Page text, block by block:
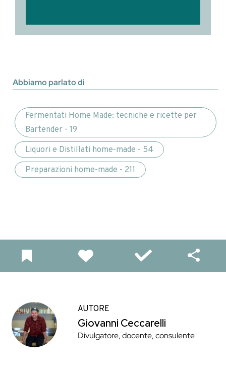
Abbiamo parlato di
Fermentati Home Made: tecniche e ricette per
Bartender - 19
Liquori e Distillati home-made - 54
Preparazioni home-made - 211
AUTORE
Giovanni Ceccarelli
Divulgatore, docente, consulente